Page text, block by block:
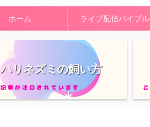
ホーム ライブ配信バイブル
ハリネズミの飼い方